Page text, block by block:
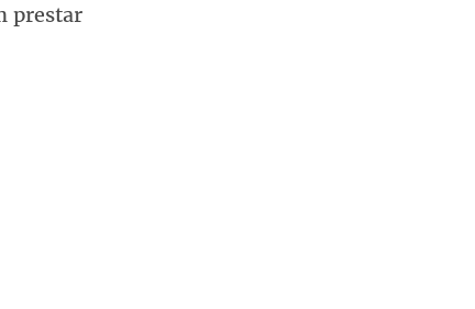
prestar